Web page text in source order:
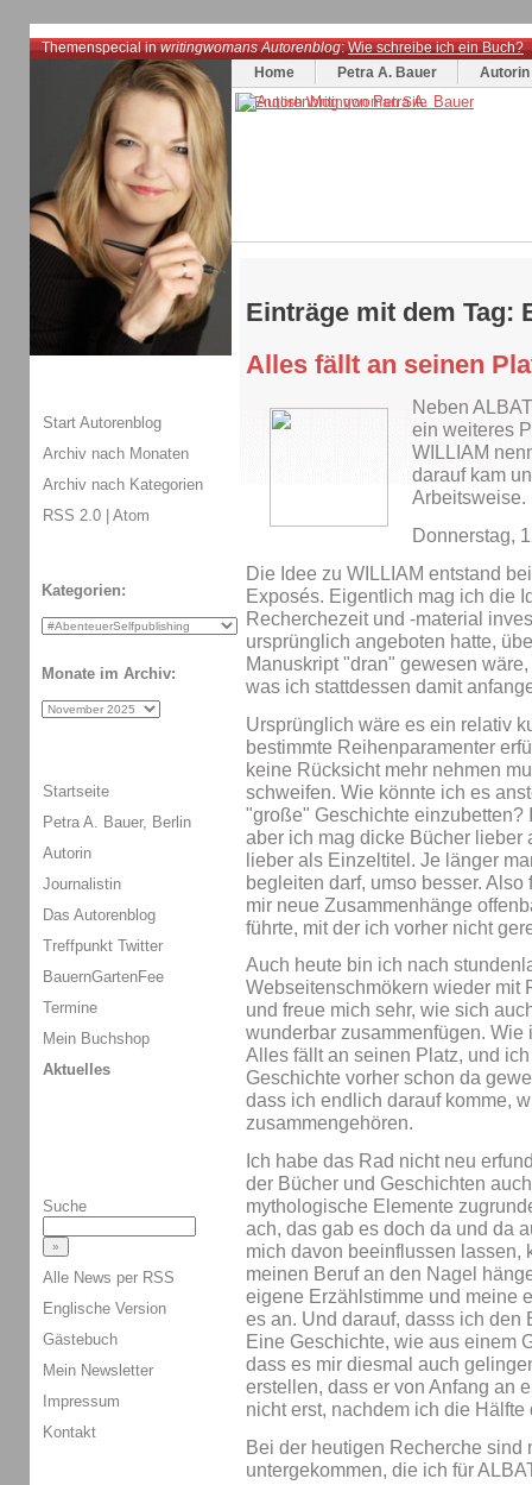
Themenspecial inwritingwomans Autorenblog:Wie schreibe ich ein Buch?
Home
Petra A. Bauer Autorin
Einträge mit dem Tag:
Alles fällt an seinen
Neben
ein weiteres
WILLIAM
darauf kam
Arbeitsweise.
Donnerstag,
Die Idee zu WILLIAM entstand
Exposés. Eigentlich mag ich die
Recherchezeit und -material
ursprünglich angeboten hatte,
Manuskript "dran" gewesen
was ich stattdessen damit
Ursprünglich wäre es ein relativ
bestimmte Reihenparamenter
keine Rücksicht mehr nehmen
schweifen. Wie könnte ich es
"große" Geschichte
aber ich mag dicke Bücher
lieber als Einzeltitel. Je länger
begleiten darf, umso besser.
mir neue Zusammenhänge
führte, mit der ich vorher nicht
Auch heute bin ich nach
Webseitenschmökern wieder mit
und freue mich sehr, wie sich
wunderbar zusammenfügen.
Alles fällt an seinen Platz, und
Geschichte vorher schon da
dass ich endlich darauf komme,
zusammengehören.
Ich habe das Rad nicht neu
der Bücher und Geschichten
mythologische Elemente
ach, das gab es doch da und da
mich davon beeinflussen lassen,
meinen Beruf an den Nagel
eigene Erzählstimme und meine
es an. Und darauf, dasss ich den
Eine Geschichte, wie aus einem
dass es mir diesmal auch
erstellen, dass er von Anfang an
nicht erst, nachdem ich die
Bei der heutigen Recherche sind
untergekommen, die ich für
Start Autorenblog
Archiv nach Monaten
Archiv nach Kategorien
RSS 2.0 | Atom
Kategorien:
Monate im Archiv:
Startseite
Petra A. Bauer, Berlin
Autorin
Journalistin
Das Autorenblog
Treffpunkt Twitter
BauernGartenFee
Termine
Mein Buchshop
Aktuelles
Suche
Alle News per RSS
Englische Version
Gästebuch
Mein Newsletter
Impressum
Kontakt